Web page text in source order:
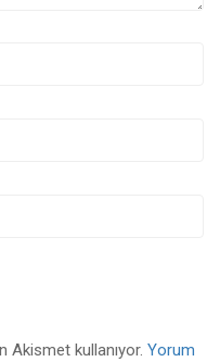
Akismet kullanıyor. Yorum